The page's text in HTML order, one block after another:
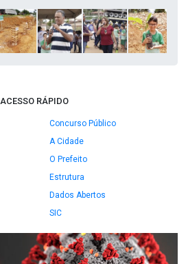
ACESSO RÁPIDO
Concurso Público
A Cidade
O Prefeito
Estrutura
Dados Abertos
SIC